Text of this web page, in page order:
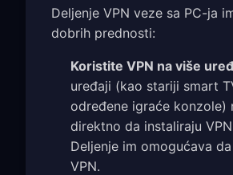
Deljenje VPN veze sa PC-ja
dobrih prednosti:
Koristite VPN na više
uređaji (kao stariji smart
određene igraće konzole)
direktno da instaliraju
Deljenje im omogućava
VPN.